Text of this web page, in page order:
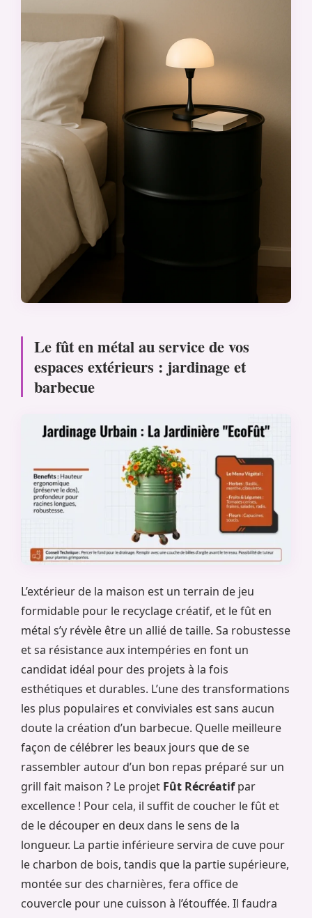
Le fût en métal au service de vos
espaces extérieurs : jardinage et
barbecue
L’extérieur de la maison est un terrain de jeu
formidable pour le recyclage créatif, et le fût en
métal s’y révèle être un allié de taille. Sa robustesse
et sa résistance aux intempéries en font un
candidat idéal pour des projets à la fois
esthétiques et durables. L’une des transformations
les plus populaires et conviviales est sans aucun
doute la création d’un barbecue. Quelle meilleure
façon de célébrer les beaux jours que de se
rassembler autour d’un bon repas préparé sur un
grill fait maison ? Le projet Fût Récréatifpar
excellence ! Pour cela, il suffit de coucher le fût et
de le découper en deux dans le sens de la
longueur. La partie inférieure servira de cuve pour
le charbon de bois, tandis que la partie supérieure,
montée sur des charnières, fera office de
couvercle pour une cuisson à l’étouffée. Il faudra